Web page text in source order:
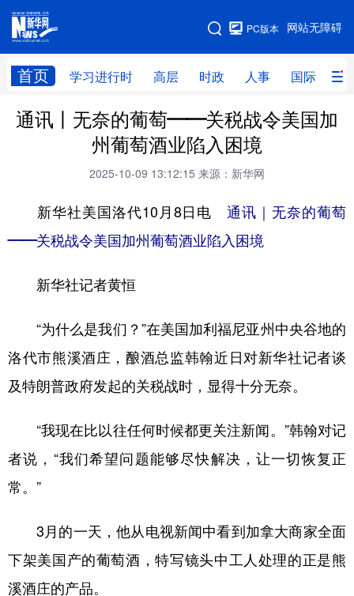
网站无障碍
PC版本
首页 学习进行时 高层 时政 人事 国际 财
网站地图
学习进行时 高层 时政 人事
财经 网评
科技 科创 量子 体育
健康
访谈 视频
食品 人居 信息化 数字经济
学术中国 乡村振兴 银龄 溯源中国
彩票 娱乐 时尚 悦读
通讯丨无奈的葡萄——关税战令美国加
州葡萄酒业陷入困境
2025-10-09 13:12:15 来源：新华网
新华社美国洛代10月8日电 通讯｜无奈的葡萄
——关税战令美国加州葡萄酒业陷入困境
新华社记者黄恒
“为什么是我们？”在美国加利福尼亚州中央谷地的
洛代市熊溪酒庄，酿酒总监韩翰近日对新华社记者谈
及特朗普政府发起的关税战时，显得十分无奈。
“我现在比以往任何时候都更关注新闻。”韩翰对记
者说，“我们希望问题能够尽快解决，让一切恢复正
常。”
3月的一天，他从电视新闻中看到加拿大商家全面
下架美国产的葡萄酒，特写镜头中工人处理的正是熊
溪酒庄的产品。